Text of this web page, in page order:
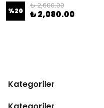
%20
₺ 2,600.00
₺ 2,080.00
Kategoriler